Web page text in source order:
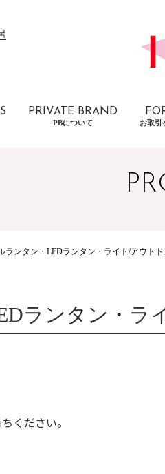
PRIVATE BRAND
PBについて お取引
ランタン・LEDランタン・ライト/アウトド
ランタン・ラ
ください。